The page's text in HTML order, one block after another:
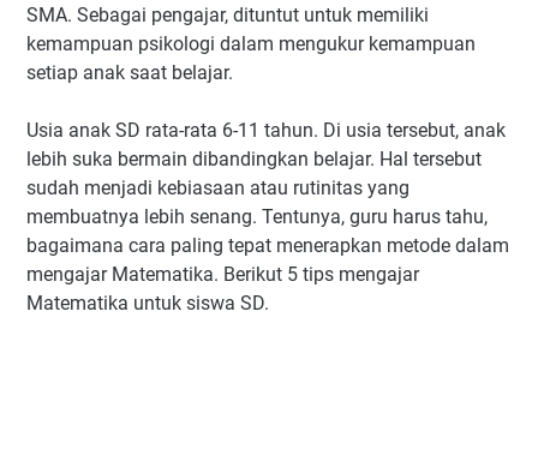
SMA. Sebagai pengajar, dituntut untuk memiliki
kemampuan psikologi dalam mengukur kemampuan
setiap anak saat belajar.
Usia anak SD rata-rata 6-11 tahun. Di usia tersebut, anak
lebih suka bermain dibandingkan belajar. Hal tersebut
sudah menjadi kebiasaan atau rutinitas yang
membuatnya lebih senang. Tentunya, guru harus tahu,
bagaimana cara paling tepat menerapkan metode dalam
mengajar Matematika. Berikut 5 tips mengajar
Matematika untuk siswa SD.